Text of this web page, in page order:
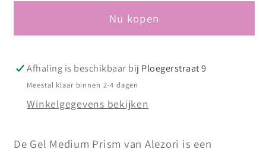
Mint
Builder
Gel
(25g)
Prism
Mint
Builder
Gel
(25g)
Nu kopen
Afhaling is beschikbaar bij Ploegerstraat 9
Meestal klaar binnen 2-4 dagen
Winkelgegevens bekijken
De Gel Medium Prism van Alezori is een